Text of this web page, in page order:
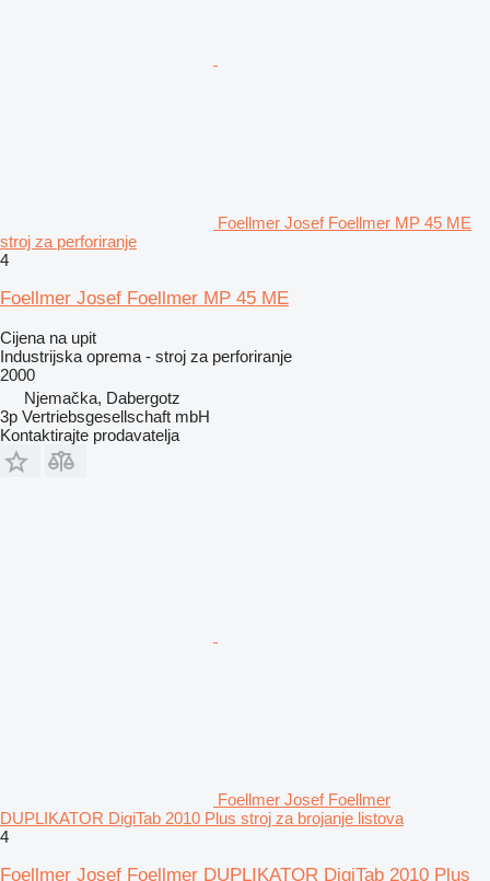
Foellmer Josef Foellmer MP 45 ME
stroj za perforiranje
4
Foellmer Josef Foellmer MP 45 ME
Cijena na upit
Industrijska oprema - stroj za perforiranje
2000
Njemačka, Dabergotz
3p Vertriebsgesellschaft mbH
Kontaktirajte prodavatelja
Foellmer Josef Foellmer
DUPLIKATOR DigiTab 2010 Plus stroj za brojanje listova
4
Foellmer Josef Foellmer DUPLIKATOR DigiTab 2010 Plus